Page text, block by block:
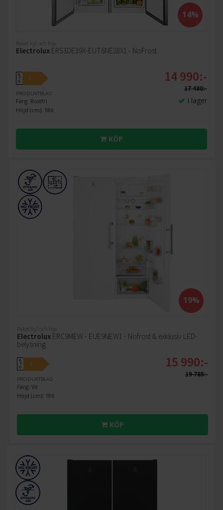
14%
Paket kyl och frys
Electrolux ERS3DE39X-EUT6NE28X1 - NoFrost
A
↑
G
E
PRODUKTBLAD
Färg: Rostfri
Höjd (cm): 186
14 990:-
17 480:-
I lager
KÖP
19%
Paket kyl och frys
Electrolux ERC9MEW - EUE9NEW1 - Nofrost & exklusiv LED-
belysning
A
↑
G
E
PRODUKTBLAD
Färg: Vit
Höjd (cm): 186
15 990:-
19 785:-
KÖP